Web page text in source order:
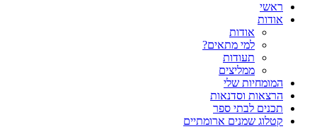
ראשי
אודות
אודות
למי מתאים?
תעודות
ממליצים
המומחיות שלי
הרצאות וסדנאות
תכנים לבתי ספר
קטלוג שמנים ארומתיים